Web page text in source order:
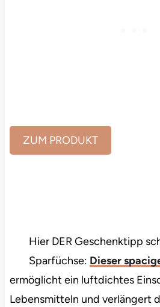
ZUM PRODUKT
Hier DER Geschenktipp
Sparfüchse: Dieser
ermöglicht ein luftdichtes
Lebensmitteln und verlängert